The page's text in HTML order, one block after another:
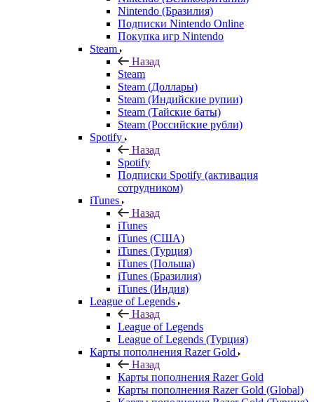
Nintendo (Бразилия)
Подписки Nintendo Online
Покупка игр Nintendo
Steam
Назад
Steam
Steam (Доллары)
Steam (Индийские рупии)
Steam (Тайские баты)
Steam (Российские рубли)
Spotify
Назад
Spotify
Подписки Spotify (активация
сотрудником)
iTunes
Назад
iTunes
iTunes (США)
iTunes (Турция)
iTunes (Польша)
iTunes (Бразилия)
iTunes (Индия)
League of Legends
Назад
League of Legends
League of Legends (Турция)
Карты пополнения Razer Gold
Назад
Карты пополнения Razer Gold
Карты пополнения Razer Gold (Global)